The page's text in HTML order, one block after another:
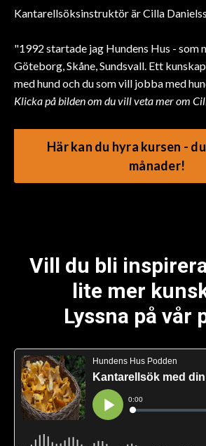
Kantarellsöksinstruktör är Cilla
"1992 startade jag Hundens Hus - som
Göteborg, Skåne, Sundsvall. Ett
med hund och du som vill jobba med
Klicka på bilden om du vill veta mer om
Här kan du hyra kursen -
månader!
Vill du bli
lite mer
Lyssna på vår